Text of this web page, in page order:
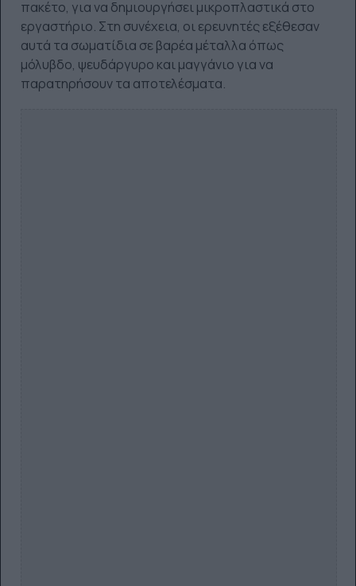
πακέτο, για να δημιουργήσει μικροπλαστικά στο
εργαστήριο. Στη συνέχεια, οι ερευνητές εξέθεσαν
αυτά τα σωματίδια σε βαρέα μέταλλα όπως
μόλυβδο, ψευδάργυρο και μαγγάνιο για να
παρατηρήσουν τα αποτελέσματα.